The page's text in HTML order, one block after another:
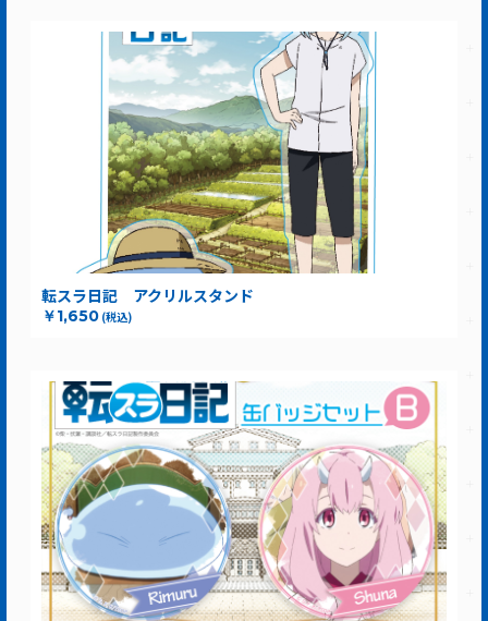
転スラ日記 アクリルスタンド
￥1,650(税込)